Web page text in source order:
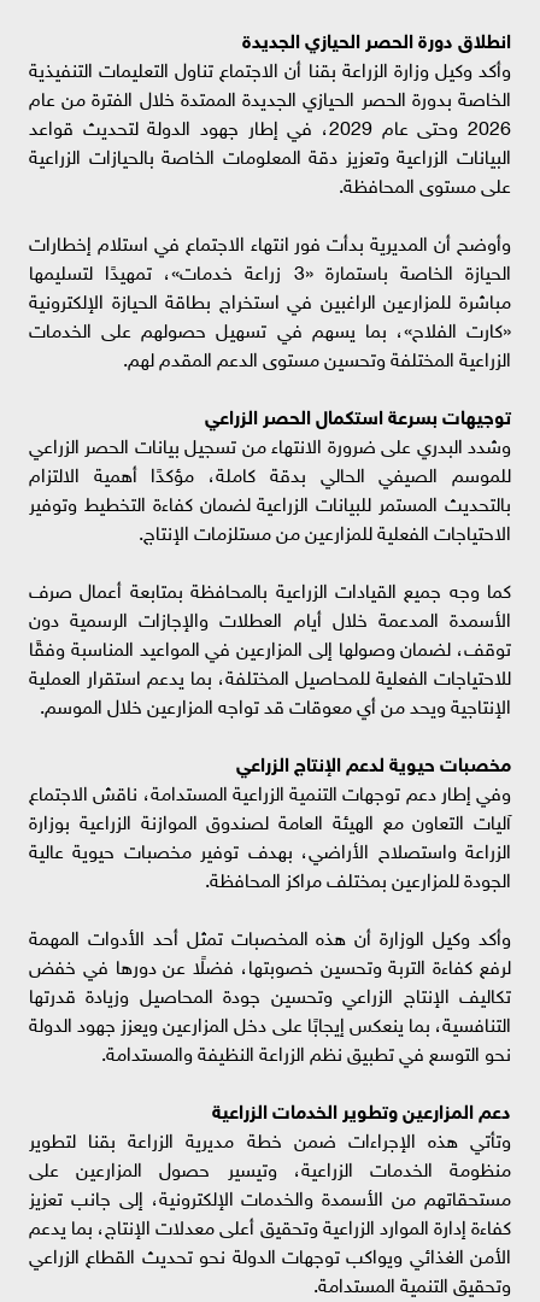
انطلاق دورة الحصر الحيازي الجديدة
وأكد وكيل وزارة الزراعة بقنا أن الاجتماع تناول التعليمات التنفيذية
الخاصة بدورة الحصر الحيازي الجديدة الممتدة خلال الفترة من عام
2026 وحتى عام 2029، في إطار جهود الدولة لتحديث قواعد
البيانات الزراعية وتعزيز دقة المعلومات الخاصة بالحيازات الزراعية
على مستوى المحافظة.
وأوضح أن المديرية بدأت فور انتهاء الاجتماع في استلام إخطارات
الحيازة الخاصة باستمارة «3 زراعة خدمات»، تمهيدًا لتسليمها
مباشرة للمزارعين الراغبين في استخراج بطاقة الحيازة الإلكترونية
«كارت الفلاح»، بما يسهم في تسهيل حصولهم على الخدمات
الزراعية المختلفة وتحسين مستوى الدعم المقدم لهم.
توجيهات بسرعة استكمال الحصر الزراعي
وشدد البدري على ضرورة الانتهاء من تسجيل بيانات الحصر الزراعي
للموسم الصيفي الحالي بدقة كاملة، مؤكدًا أهمية الالتزام
بالتحديث المستمر للبيانات الزراعية لضمان كفاءة التخطيط وتوفير
الاحتياجات الفعلية للمزارعين من مستلزمات الإنتاج.
كما وجه جميع القيادات الزراعية بالمحافظة بمتابعة أعمال صرف
الأسمدة المدعمة خلال أيام العطلات والإجازات الرسمية دون
توقف، لضمان وصولها إلى المزارعين في المواعيد المناسبة وفقًا
للاحتياجات الفعلية للمحاصيل المختلفة، بما يدعم استقرار العملية
الإنتاجية ويحد من أي معوقات قد تواجه المزارعين خلال الموسم.
مخصبات حيوية لدعم الإنتاج الزراعي
وفي إطار دعم توجهات التنمية الزراعية المستدامة، ناقش الاجتماع
آليات التعاون مع الهيئة العامة لصندوق الموازنة الزراعية بوزارة
الزراعة واستصلاح الأراضي، بهدف توفير مخصبات حيوية عالية
الجودة للمزارعين بمختلف مراكز المحافظة.
وأكد وكيل الوزارة أن هذه المخصبات تمثل أحد الأدوات المهمة
لرفع كفاءة التربة وتحسين خصوبتها، فضلًا عن دورها في خفض
تكاليف الإنتاج الزراعي وتحسين جودة المحاصيل وزيادة قدرتها
التنافسية، بما ينعكس إيجابًا على دخل المزارعين ويعزز جهود الدولة
نحو التوسع في تطبيق نظم الزراعة النظيفة والمستدامة.
دعم المزارعين وتطوير الخدمات الزراعية
وتأتي هذه الإجراءات ضمن خطة مديرية الزراعة بقنا لتطوير
منظومة الخدمات الزراعية، وتيسير حصول المزارعين على
مستحقاتهم من الأسمدة والخدمات الإلكترونية، إلى جانب تعزيز
كفاءة إدارة الموارد الزراعية وتحقيق أعلى معدلات الإنتاج، بما يدعم
الأمن الغذائي ويواكب توجهات الدولة نحو تحديث القطاع الزراعي
وتحقيق التنمية المستدامة.